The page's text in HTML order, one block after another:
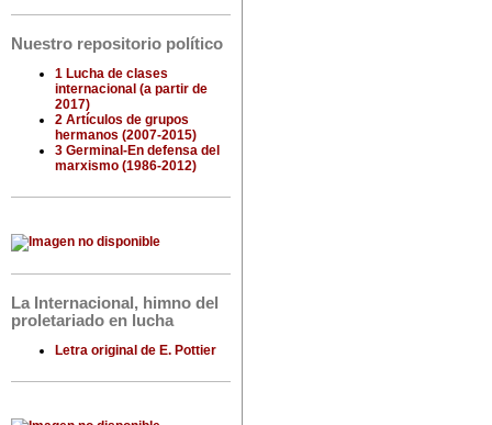
Nuestro repositorio político
1 Lucha de clases
internacional (a partir de
2017)
2 Artículos de grupos
hermanos (2007-2015)
3 Germinal-En defensa del
marxismo (1986-2012)
La Internacional, himno del
proletariado en lucha
Letra original de E. Pottier